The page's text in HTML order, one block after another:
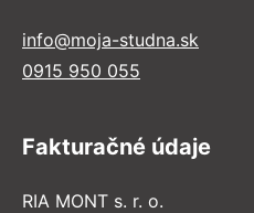
info@moja-studna.sk
0915 950 055
Fakturačné údaje
RIA MONT s. r. o.